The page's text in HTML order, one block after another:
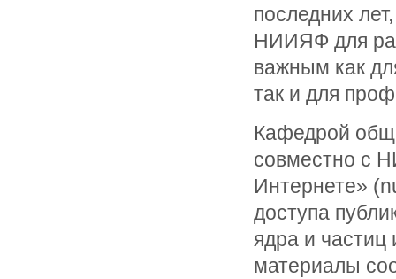
последних
НИИЯФ для
важным как
так и для
Кафедрой
совместно с
Интернете»
доступа
ядра и
материалы